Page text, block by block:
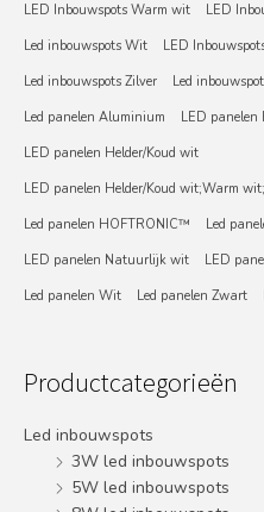
LED Inbouwspots Warm wit
LED
Led inbouwspots Wit
LED
Led inbouwspots Zilver
Led
Led panelen Aluminium
LED panelen
LED panelen Helder/Koud wit
LED panelen Helder/Koud wit;Warm
Led panelen HOFTRONIC™
Led
LED panelen Natuurlijk wit
LED
Led panelen Wit
Led panelen Zwart
Productcategorieën
Led inbouwspots
3W led inbouwspots
5W led inbouwspots